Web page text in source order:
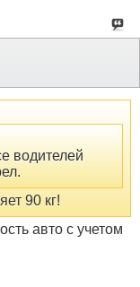
водителей
90 кг!
авто с учетом